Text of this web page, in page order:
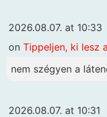
2026.08.07. at 10:33
on Tippeljen, ki lesz
nem szégyen a
2026.08.07. at 10:31